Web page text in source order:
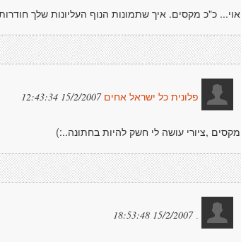
אוי... כ"כ מקסים. איך שתמונות הנוף העליונות שלך
פלונית כל ישראל אחים 15/2/2007 12:43:34
מקסים ,ציורי עושה לי חשק להיות בחתונה..:)
15/2/2007 18:53:48